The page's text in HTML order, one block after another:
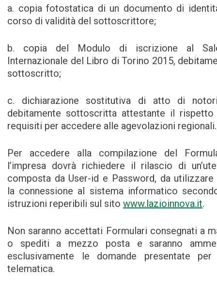
a. copia fotostatica di un documento di
corso di validità del sottoscrittore;
b. copia del Modulo di iscrizione al
Internazionale del Libro di Torino 2015,
sottoscritto;
c. dichiarazione sostitutiva di atto di
debitamente sottoscritta attestante il rispetto
requisiti per accedere alle agevolazioni regionali.
Per accedere alla compilazione del
l’impresa dovrà richiedere il rilascio di
composta da User-id e Password, da utilizzare
la connessione al sistema informatico
istruzioni reperibili sul sito www.lazioinnova.it.
Non saranno accettati Formulari consegnati a
o spediti a mezzo posta e saranno
esclusivamente le domande presentate per
telematica.